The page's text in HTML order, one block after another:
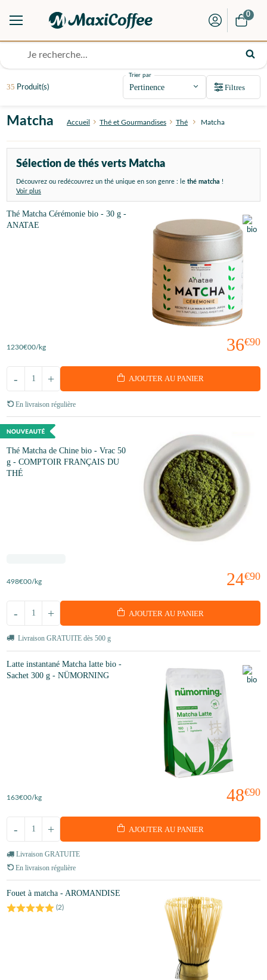
0
Matcha Accueil Thé et Gourmandises Thé Matcha
Sélection de thés verts Matcha
Découvrez ou redécouvrez un thé unique en son genre : le thé matcha !
Voir plus
35 Produit(s)
Trier par
Filtres
Thé Matcha Cérémonie bio - 30 g -
ANATAE
36€90
1230€00/kg
+
- AJOUTER AU PANIER
En livraison régulière
Thé Matcha de Chine bio - Vrac 50
g - COMPTOIR FRANÇAIS DU
THÉ
24€90
498€00/kg
+
- AJOUTER AU PANIER
Livraison GRATUITE dès 500 g
Latte instantané Matcha latte bio -
Sachet 300 g - NÜMORNING
48€90
163€00/kg
+
- AJOUTER AU PANIER
Livraison GRATUITE
En livraison régulière
Fouet à matcha - AROMANDISE
(2)